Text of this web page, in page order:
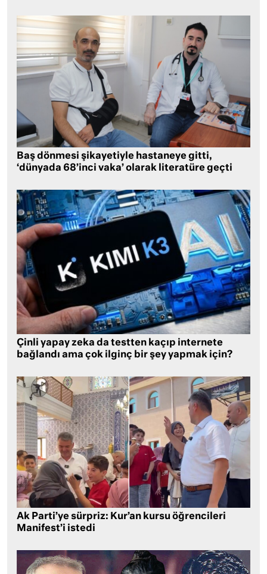
Baş dönmesi şikayetiyle hastaneye gitti,
‘dünyada 68’inci vaka’ olarak literatüre geçti
Çinli yapay zeka da testten kaçıp internete
bağlandı ama çok ilginç bir şey yapmak için?
Ak Parti’ye sürpriz: Kur’an kursu öğrencileri
Manifest’i istedi